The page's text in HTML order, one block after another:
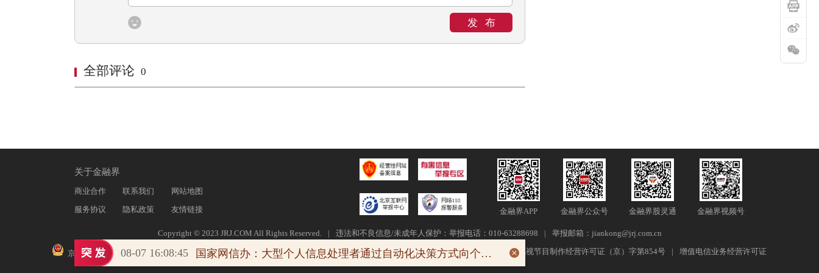
发布
全部评论 0
关于金融界
商业合作 联系我们
网站地图
服务协议
隐私政策 友情链接 金融界APP 金融界公众号 金融界股灵通 金融界视频号
Copyright © 2023 JRJ.COM All Rights Reserved. | 违法和不良信息/未成年人保护：举报电话：010-63288698 | 举报邮箱：jiankong@jrj.com.cn
京公网安备11010602200782号 | 京ICP证010031号 京金信备〔2021〕2号 | 信息网络传播视听节目许可证0110554 广播电视节目制作经营许可证（京）字第854号 | 增值电信业务经营许可证
港股收评：恒指涨0.54%、科指涨0.78%，科网股走势分化，生物医药、PCB及存储概念股走高，AI大模型“双雄”活跃 08-07 16:08:45 国家网信办：大型个人信息处理者通过自动化决策方式向个人进行信息推送、商业营销的，应当采取下列措施保护个人权益 08-07 16:15:08 长城高管再谈不做增程：30万级别SUV必是